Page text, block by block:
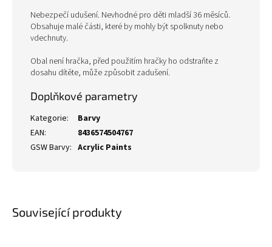
Související produkty
Nebezpečí udušení. Nevhodné pro děti mladší 36 měsíců.
Obsahuje malé části, které by mohly být spolknuty nebo
vdechnuty.
Obal není hračka, před použitím hračky ho odstraňte z
dosahu dítěte, může způsobit zadušení.
Doplňkové parametry
Kategorie:
Barvy
EAN:
8436574504767
GSW Barvy: Acrylic Paints